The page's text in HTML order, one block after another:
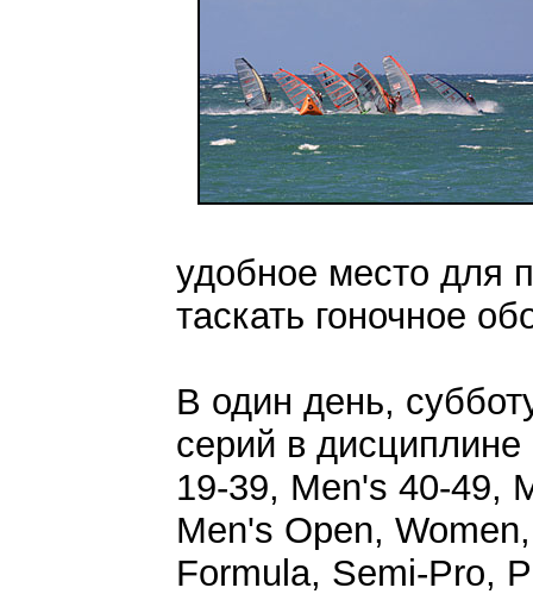
удобное место для
таскать гоночное
В один день,
серий в
19-39, Men's 40-49,
Men's Open,
Formula, Semi-Pro,